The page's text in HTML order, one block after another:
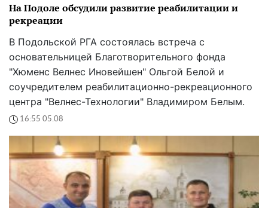
На Подоле обсудили развитие реабилитации и
рекреации
В Подольской РГА состоялась встреча с
основательницей Благотворительного фонда
"Хюменс Велнес Иновейшен" Ольгой Белой и
соучредителем реабилитационно-рекреационного
центра "Велнес-Технологии" Владимиром Белым.
16:55 05.08